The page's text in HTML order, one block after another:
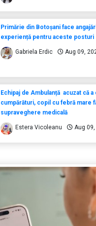
Primărie din Botoșani face
experiență pentru aceste posturi
Gabriela Erdic Aug 09,
Echipaj de Ambulanță acuzat că a
cumpărături, copil cu febră mare
supraveghere medicală
Estera Vicoleanu Aug